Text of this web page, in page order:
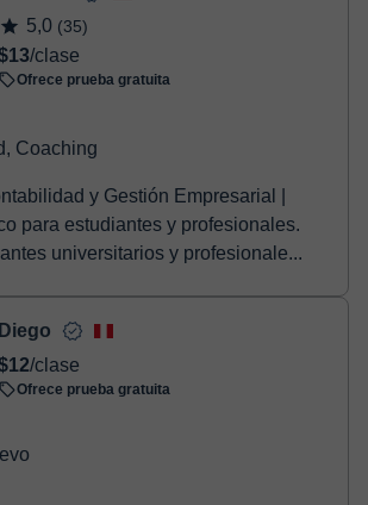
de la clase, recibirás un e-mail de
5,0 (35)
/clase
Ofrece prueba gratuita
Coaching
y Gestión Empresarial |
para estudiantes y profesionales.
universitarios y profesionale...
Diego
/clase
Ofrece prueba gratuita